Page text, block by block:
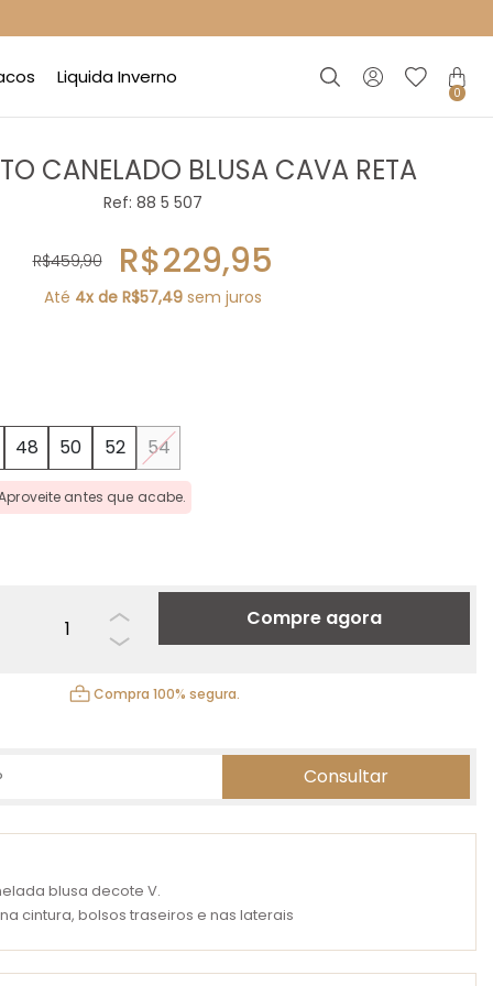
Liquida Inverno
0
CANELADO BLUSA CAVA RETA
Ref: 88 5 507
R$459,90 R$229,95
Até 4x de R$57,49sem juros
48 50 52 54
antes que acabe.
Compre agora
Compra 100% segura.
blusa decote V.
cintura, bolsos traseiros e nas laterais